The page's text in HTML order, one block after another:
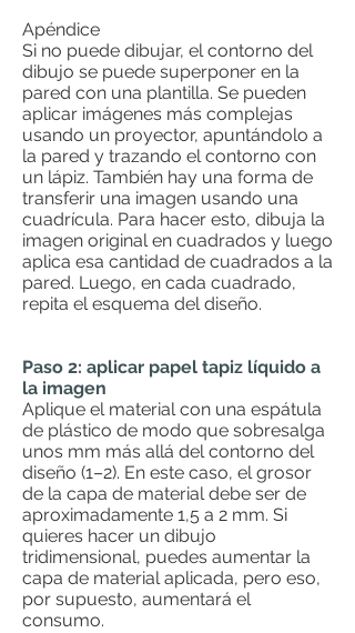
Apéndice
Si no puede dibujar, el contorno del
dibujo se puede superponer en la
pared con una plantilla. Se pueden
aplicar imágenes más complejas
usando un proyector, apuntándolo a
la pared y trazando el contorno con
un lápiz. También hay una forma de
transferir una imagen usando una
cuadrícula. Para hacer esto, dibuja la
imagen original en cuadrados y luego
aplica esa cantidad de cuadrados a la
pared. Luego, en cada cuadrado,
repita el esquema del diseño.
Paso 2: aplicar papel tapiz líquido a
la imagen
Aplique el material con una espátula
de plástico de modo que sobresalga
unos mm más allá del contorno del
diseño (1–2). En este caso, el grosor
de la capa de material debe ser de
aproximadamente 1,5 a 2 mm. Si
quieres hacer un dibujo
tridimensional, puedes aumentar la
capa de material aplicada, pero eso,
por supuesto, aumentará el
consumo.